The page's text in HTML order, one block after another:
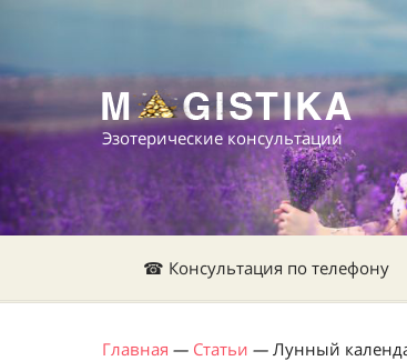
Эзотерические консультации
☎ Консультация по телефону
Главная — Статьи — Лунный